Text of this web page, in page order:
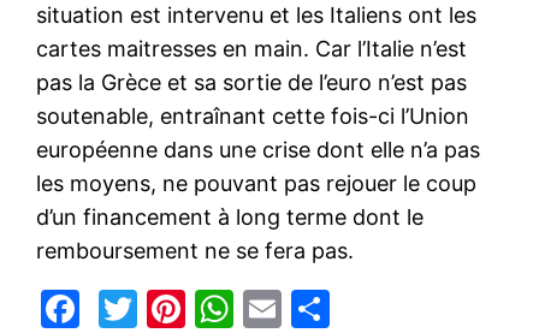
situation est intervenu et les Italiens ont les
cartes maitresses en main. Car l’Italie n’est
pas la Grèce et sa sortie de l’euro n’est pas
soutenable, entraînant cette fois-ci l’Union
européenne dans une crise dont elle n’a pas
les moyens, ne pouvant pas rejouer le coup
d’un financement à long terme dont le
remboursement ne se fera pas.
Facebook
Twitter
Pinterest
WhatsApp
Email